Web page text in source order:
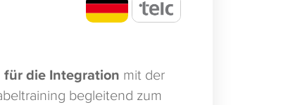
die Integration mit der
begleitend zum